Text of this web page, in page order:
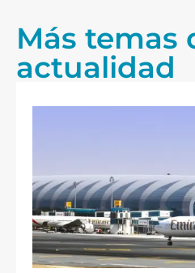
Más temas
actualidad